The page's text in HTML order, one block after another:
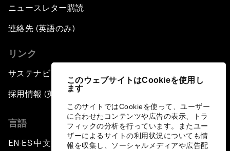
このウェブサイトはCookieを使用し
ます
このサイトではCookieを使って、ユーザー
に合わせたコンテンツや広告の表示、トラ
フィックの分析を行っています。またユー
ザーによるサイトの利用状況についても情
報を収集し、ソーシャルメディアや広告配
ニュースレター購読
連絡先 (英語のみ)
リンク
サステナビリティへの取り組み
採用情報 (英語のみ)
言語
EN ▪ES▪中文▪ 日本語